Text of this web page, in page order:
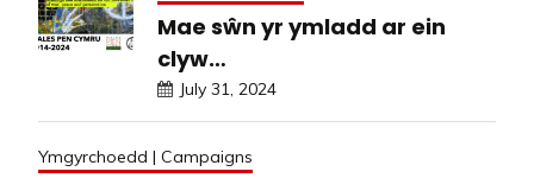
Mae sŵn yr ymladd ar ein
clyw…
July 31, 2024
Ymgyrchoedd | Campaigns